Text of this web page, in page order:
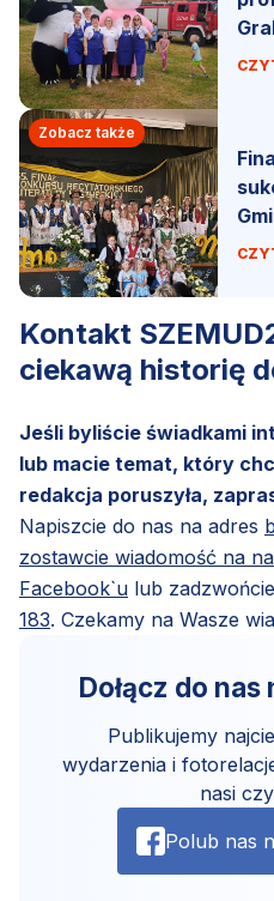
Zobacz także
Kontakt
ciekawą historię
Jeśli byliście świadkami
lub macie temat, który
redakcja poruszyła,
Napiszcie do nas na adres
zostawcie wiadomość na
Facebook`u lub
183. Czekamy na Wasze
Dołącz do
Publikujemy
wydarzenia i
nasi
Polub nas